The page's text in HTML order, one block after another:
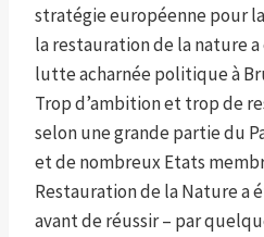
stratégie européenne pour
la restauration de la nature
lutte acharnée politique à
Trop d’ambition et trop de
selon une grande partie du
et de nombreux Etats
Restauration de la Nature a
avant de réussir – par